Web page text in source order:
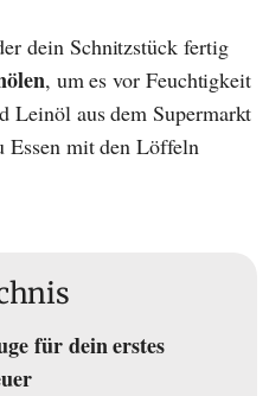
dein Schnitzstück fertig
, um es vor Feuchtigkeit
Leinöl aus dem Supermarkt
Essen mit den Löffeln
für dein erstes